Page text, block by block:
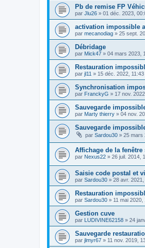
Pb de remise FP
par Jlu26 » 01 déc. 2023,
activation impossible
par mecanodiag » 25 sept.
Débridage
par Mick47 » 04 mars 2023,
Restauration
par jl11 » 15 déc. 2022, 11:43
Synchronisation
par FranckyG » 17 nov.
Sauvegarde
par Marty thierry » 04 nov.
Sauvegarde
par Sardou30 » 25 mars
Affichage de la
par Nexus22 » 26 juil. 2014,
Saisie code postal et
par Sardou30 » 28 avr.
Restauration
par Sardou30 » 11 mai 2020,
Gestion cuve
par LUDIVINE62158 » 24
Sauvegarde
par jlmyr67 » 11 nov. 2019,